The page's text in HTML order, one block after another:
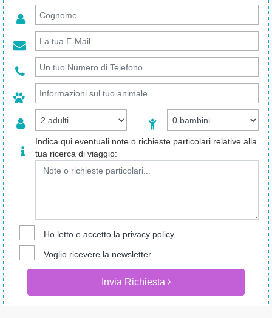
Indica qui eventuali note o richieste particolari relative alla
tua ricerca di viaggio:
Ho letto e accetto la privacy policy
Voglio ricevere la newsletter
Invia Richiesta